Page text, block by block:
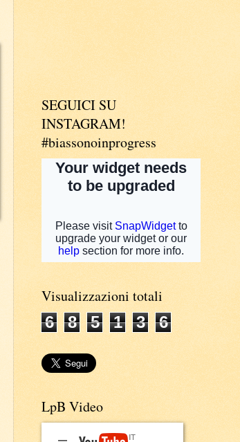
SEGUICI SU
INSTAGRAM!
#biassonoinprogress
Visualizzazioni totali
6
8 5 1 3 6
LpB Video